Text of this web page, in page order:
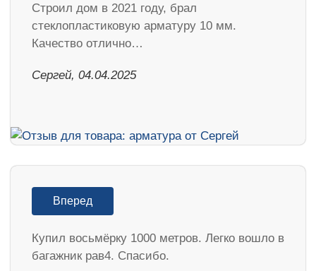
Строил дом в 2021 году, брал
стеклопластиковую арматуру 10 мм.
Качество отлично…
Сергей, 04.04.2025
Вперед
Купил восьмёрку 1000 метров. Легко вошло в
багажник рав4. Спасибо.